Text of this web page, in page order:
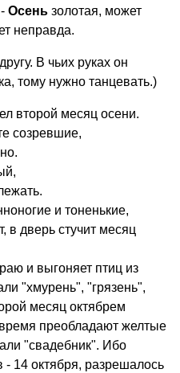
Осень золотая, может
неправда.
В чьих руках он
тому нужно танцевать.)
второй месяц осени.
созревшие,
и тоненькие,
в дверь стучит месяц
и выгоняет птиц из
"хмурень", "грязень",
месяц октябрем
преобладают желтые
"свадебник". Ибо
- 14 октября, разрешалось